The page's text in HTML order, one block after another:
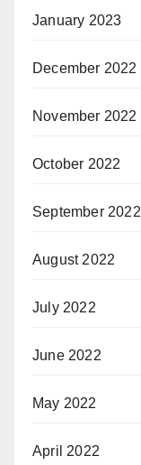
January 2023
December 2022
November 2022
October 2022
September 2022
August 2022
July 2022
June 2022
May 2022
April 2022